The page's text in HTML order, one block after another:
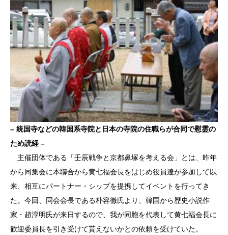
– 統国寺などの韓国系寺院と日本の寺院の住職らが合同で慰霊の
ため読経 –
主催団体である「壬辰戦争と京都鼻塚を考える会」とは、昨年
から同集会に本聯合から黄七福会長をはじめ役員達が参加して以
来、相互にパートナー・シップを提携してイベントを行ってき
た。今回、同会会長である朴容徹氏より、韓国から歴史小説作
家・趙淳明氏が来日するので、我が同胞を代表して黄七福会長に
歓迎委員長を引き受けて貰えないかとの依頼を受けていた。